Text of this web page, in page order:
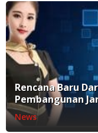
Rencana Baru
Pembangunan
News